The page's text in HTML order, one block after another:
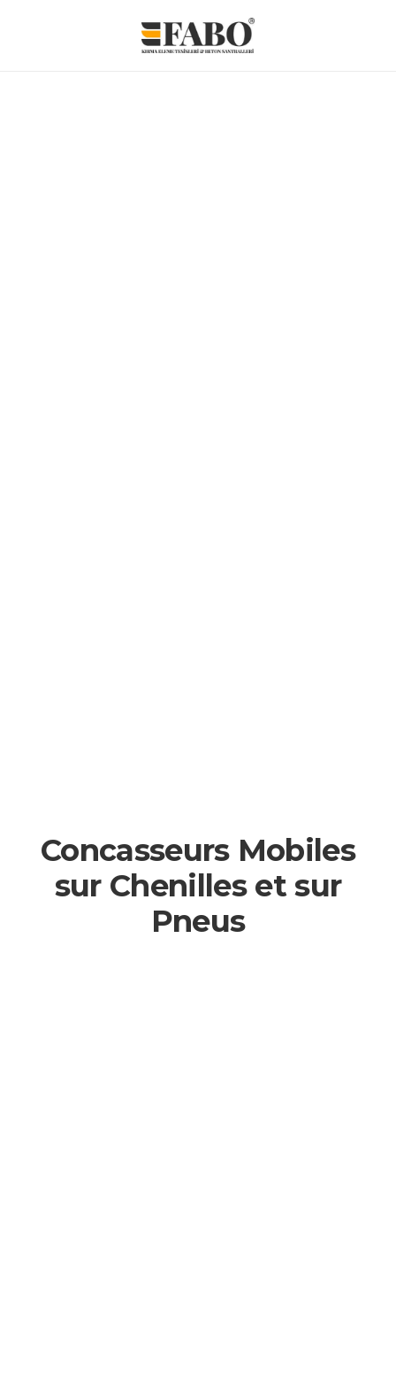
Concasseurs Mobiles
sur Chenilles et sur
Pneus